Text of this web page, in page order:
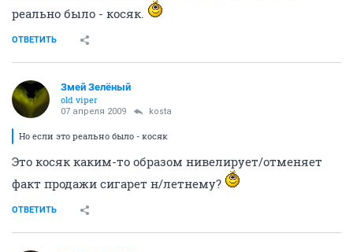
реально было - косяк.
ОТВЕТИТЬ
Змей Зелёный
old viper
07 апреля 2009 kosta
Но если это реально было - косяк
Это косяк каким-то образом нивелирует/отменяет
факт продажи сигарет н/летнему?
ОТВЕТИТЬ